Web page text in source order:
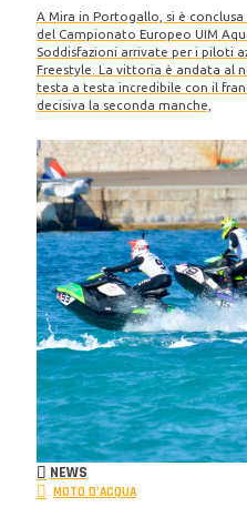
A Mira in Portogallo, si è
del Campionato Europeo UIM
Soddisfazioni arrivate per i piloti
Freestyle. La vittoria è andata al
testa a testa incredibile con il
decisiva la seconda manche,
NEWS
MOTO D’ACQUA